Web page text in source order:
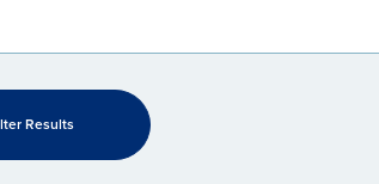
Results